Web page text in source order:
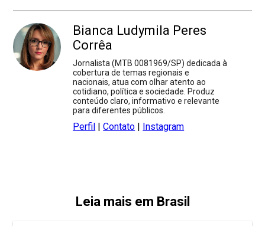
Bianca Ludymila Peres
Corrêa
Jornalista (MTB 0081969/SP) dedicada à
cobertura de temas regionais e
nacionais, atua com olhar atento ao
cotidiano, política e sociedade. Produz
conteúdo claro, informativo e relevante
para diferentes públicos.
Perfil |Contato Instagram
Leia mais em Brasil